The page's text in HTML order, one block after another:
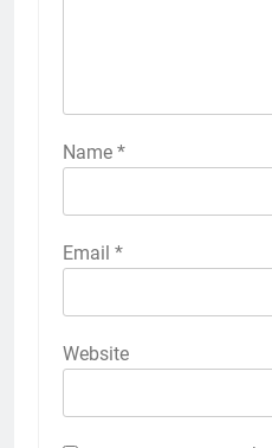
Name *
Email *
Website